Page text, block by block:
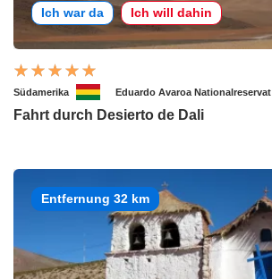
Ich war da Ich will dahin
Südamerika Eduardo Avaroa Nationalreservat
Fahrt durch Desierto de Dali
Entfernung 32 km